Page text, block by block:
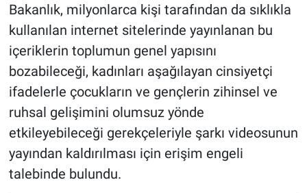
Bakanlık, milyonlarca kişi tarafından da sıklıkla
kullanılan internet sitelerinde yayınlanan bu
içeriklerin toplumun genel yapısını
bozabileceği, kadınları aşağılayan cinsiyetçi
ifadelerle çocukların ve gençlerin zihinsel ve
ruhsal gelişimini olumsuz yönde
etkileyebileceği gerekçeleriyle şarkı videosunun
yayından kaldırılması için erişim engeli
talebinde bulundu.